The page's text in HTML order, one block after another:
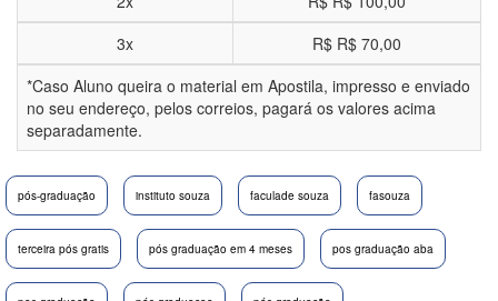
3x
R$ R$ 70,00
*Caso Aluno queira o material em Apostila, impresso e enviado
no seu endereço, pelos correios, pagará os valores acima
separadamente.
pós-graduação instituto souza faculade souza fasouza
terceira pós gratis pós graduação em 4 meses pos graduação aba